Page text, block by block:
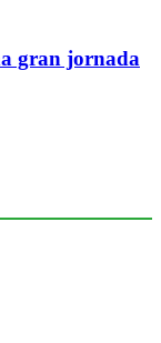
gran jornada